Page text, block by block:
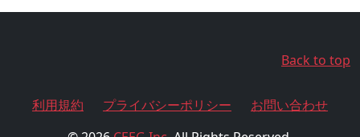
Back to top
利用規約 プライバシーポリシー
お問い合わせ